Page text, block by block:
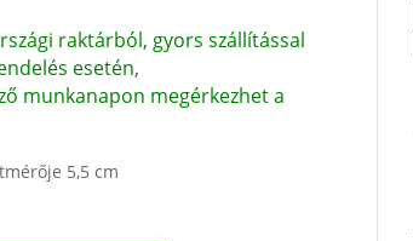
raktárból, gyors szállítással
esetén,
munkanapon megérkezhet a
5,5 cm